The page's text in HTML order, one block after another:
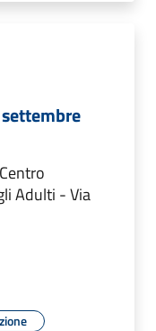
settembre
Adulti - Via